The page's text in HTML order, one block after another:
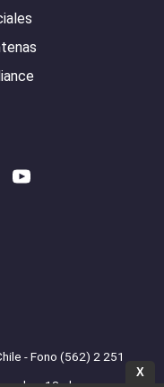
- Fono (562) 2 251
X